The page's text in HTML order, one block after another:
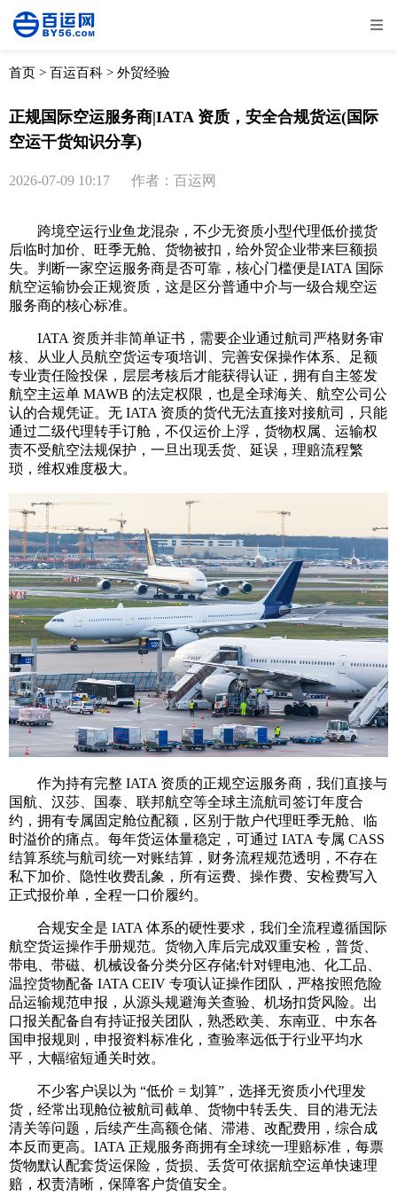
全部 物流资讯
取消
首页 > 百运百科 > 外贸经验
正规国际空运服务商|IATA 资质，安全合规货运(国际
空运干货知识分享)
2026-07-09 10:17 作者：百运网
跨境空运行业鱼龙混杂，不少无资质小型代理低价揽货
后临时加价、旺季无舱、货物被扣，给外贸企业带来巨额损
失。判断一家空运服务商是否可靠，核心门槛便是IATA 国际
航空运输协会正规资质，这是区分普通中介与一级合规空运
服务商的核心标准。
IATA 资质并非简单证书，需要企业通过航司严格财务审
核、从业人员航空货运专项培训、完善安保操作体系、足额
专业责任险投保，层层考核后才能获得认证，拥有自主签发
航空主运单 MAWB 的法定权限，也是全球海关、航空公司公
认的合规凭证。无 IATA 资质的货代无法直接对接航司，只能
通过二级代理转手订舱，不仅运价上浮，货物权属、运输权
责不受航空法规保护，一旦出现丢货、延误，理赔流程繁
琐，维权难度极大。
作为持有完整 IATA 资质的正规空运服务商，我们直接与
国航、汉莎、国泰、联邦航空等全球主流航司签订年度合
约，拥有专属固定舱位配额，区别于散户代理旺季无舱、临
时溢价的痛点。每年货运体量稳定，可通过 IATA 专属 CASS
结算系统与航司统一对账结算，财务流程规范透明，不存在
私下加价、隐性收费乱象，所有运费、操作费、安检费写入
正式报价单，全程一口价履约。
合规安全是 IATA 体系的硬性要求，我们全流程遵循国际
航空货运操作手册规范。货物入库后完成双重安检，普货、
带电、带磁、机械设备分类分区存储;针对锂电池、化工品、
温控货物配备 IATA CEIV 专项认证操作团队，严格按照危险
品运输规范申报，从源头规避海关查验、机场扣货风险。出
口报关配备自有持证报关团队，熟悉欧美、东南亚、中东各
国申报规则，申报资料标准化，查验率远低于行业平均水
平，大幅缩短通关时效。
不少客户误以为 “低价 = 划算”，选择无资质小代理发
货，经常出现舱位被航司截单、货物中转丢失、目的港无法
清关等问题，后续产生高额仓储、滞港、改配费用，综合成
本反而更高。IATA 正规服务商拥有全球统一理赔标准，每票
货物默认配套货运保险，货损、丢货可依据航空运单快速理
赔，权责清晰，保障客户货值安全。